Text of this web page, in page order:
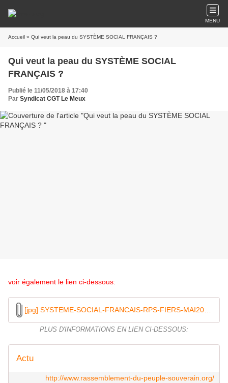
MENU
Accueil » Qui veut la peau du SYSTÈME SOCIAL FRANÇAIS ?
Qui veut la peau du SYSTÈME SOCIAL
FRANÇAIS ?
Publié le 11/05/2018 à 17:40
Par Syndicat CGT Le Meux
voir également le lien ci-dessous:
PLUS D'INFORMATIONS EN LIEN CI-DESSOUS:
Actu
http://www.rassemblement-du-peuple-souverain.org/